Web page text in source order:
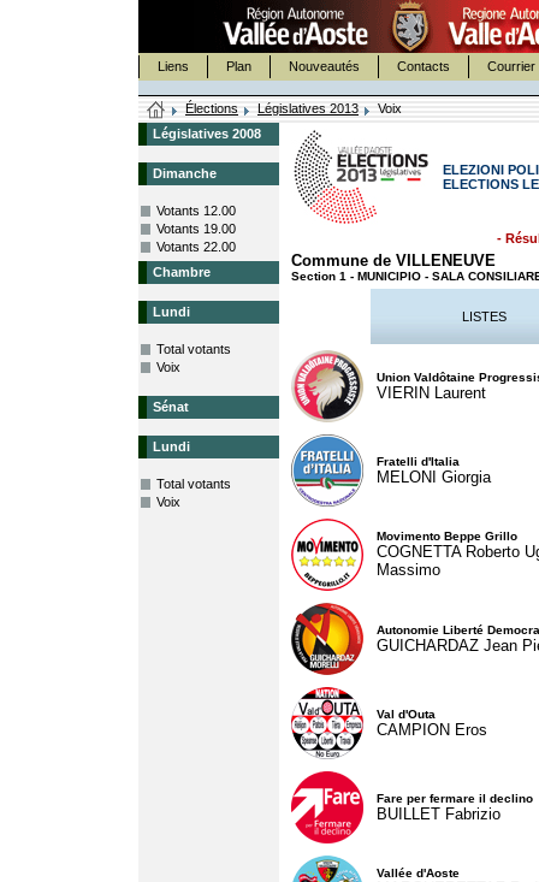
Liens Plan Nouveautés Contacts Courrier
Élections Législatives 2013
Voix
Législatives 2008
Dimanche
Votants 12.00
Votants 19.00
Votants 22.00
Chambre
Lundi
Total votants
Voix
Sénat
Lundi
Total votants
Voix
ELEZIONI
ELECTIONS
-
Commune de VILLENEUVE
Section 1 - MUNICIPIO - SALA
LISTES
Union Valdôtaine
VIERIN Laurent
Fratelli d'Italia
MELONI Giorgia
Movimento Beppe Grillo
COGNETTA Roberto
Massimo
Autonomie Liberté
GUICHARDAZ Jean
Val d'Outa
CAMPION Eros
Fare per fermare il declino
BUILLET Fabrizio
Vallée d'Aoste